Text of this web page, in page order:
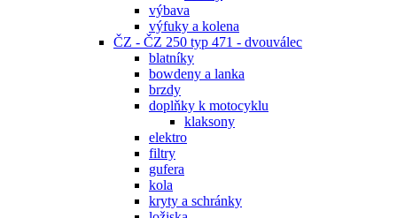
výbava
výfuky a kolena
ČZ - ČZ 250 typ 471 - dvouválec
blatníky
bowdeny a lanka
brzdy
doplňky k motocyklu
klaksony
elektro
filtry
gufera
kola
kryty a schránky